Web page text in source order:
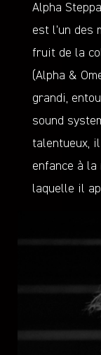
Alpha
est l’un des
fruit de la
(Alpha &
grandi,
sound
talentueux,
enfance à
laquelle il